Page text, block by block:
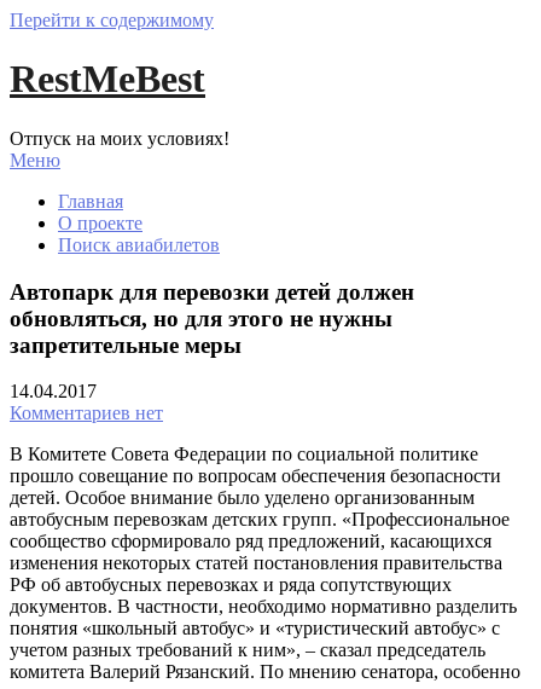
Перейти к содержимому
RestMeBest
Отпуск на моих условиях!
Меню
Главная
О проекте
Поиск авиабилетов
Автопарк для перевозки детей должен
обновляться, но для этого не нужны
запретительные меры
14.04.2017
Комментариев нет
В Комитете Совета Федерации по социальной политике
прошло совещание по вопросам обеспечения безопасности
детей. Особое внимание было уделено организованным
автобусным перевозкам детских групп. «Профессиональное
сообщество сформировало ряд предложений, касающихся
изменения некоторых статей постановления правительства
РФ об автобусных перевозках и ряда сопутствующих
документов. В частности, необходимо нормативно разделить
понятия «школьный автобус» и «туристический автобус» с
учетом разных требований к ним», – сказал председатель
комитета Валерий Рязанский. По мнению сенатора, особенно